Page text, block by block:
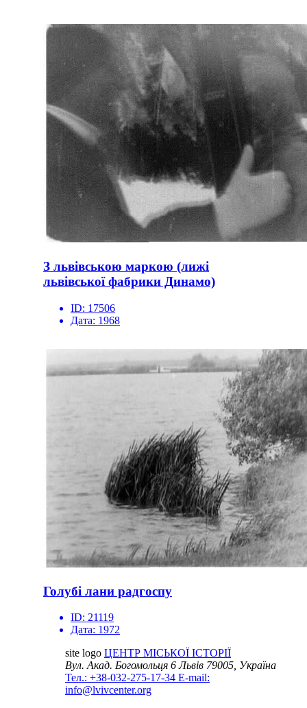
З львівською маркою (лижі
львівської фабрики Динамо)
ID: 17506
Дата: 1968
Голубі лани радгоспу
ID: 21119
Дата: 1972
site logo ЦЕНТР МІСЬКОЇ ІСТОРІЇ
Вул. Акад. Богомольця 6Львів 79005, Україна
Тел.: +38-032-275-17-34 E-mail:
info@lvivcenter.org